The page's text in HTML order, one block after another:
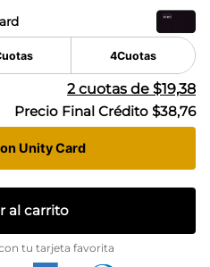
4Cuotas
2cuotas de $19,38
Precio Final Crédito $38,76
Unity Card
al carrito
tu tarjeta favorita